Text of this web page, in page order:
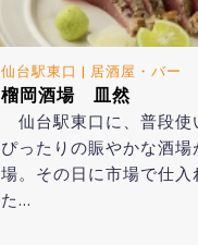
仙台駅東口 | 居酒屋・バー
榴岡酒場 皿然
仙台駅東口に、普段使
ぴったりの賑やかな酒場
場。その日に市場で仕入
た…